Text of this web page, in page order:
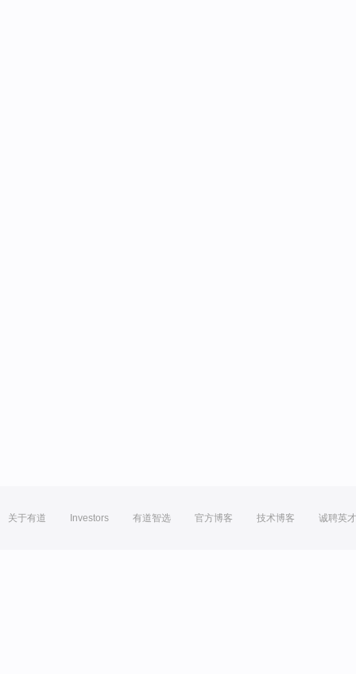
关于有道 Investors 有道智选 官方博客 技术博客 诚聘英才